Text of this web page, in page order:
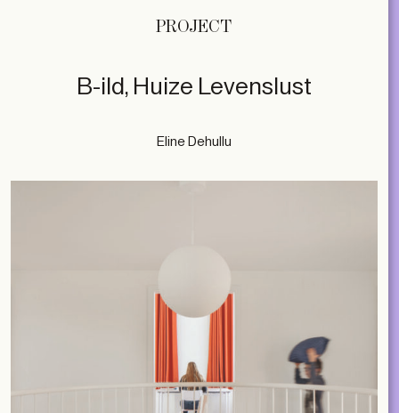
PROJECT
B-ild, Huize Levenslust
Eline Dehullu